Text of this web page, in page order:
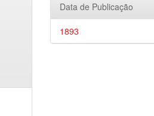
Data de Publicação
1893